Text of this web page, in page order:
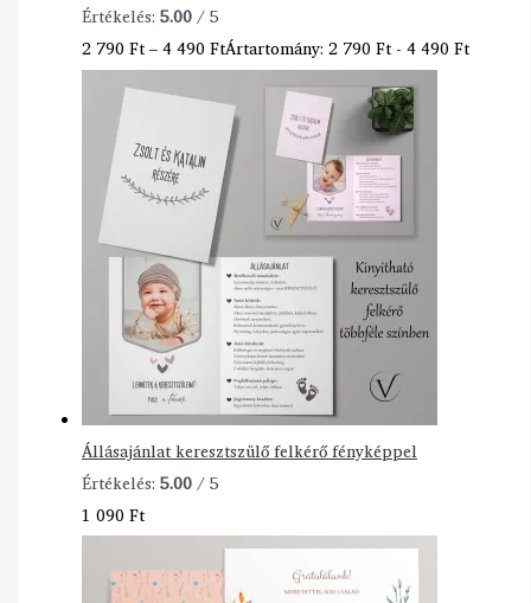
Értékelés:5.00/ 5
2 790Ft–4 490FtÁrtartomány: 2 790 Ft - 4 490 Ft
Állásajánlat keresztszülő felkérő fényképpel
Értékelés:5.00/ 5
1 090Ft